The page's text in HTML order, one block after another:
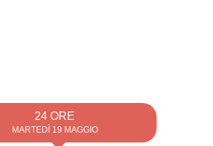
24 ORE
MARTEDÌ 19 MAGGIO